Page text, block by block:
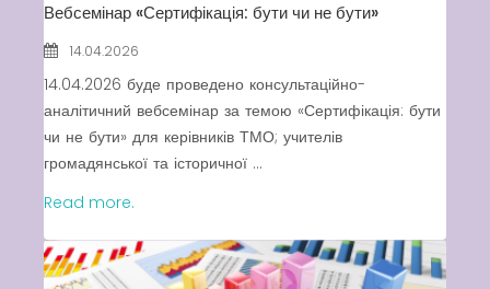
Вебсемінар «Сертифікація: бути чи не бути»
14.04.2026
14.04.2026 буде проведено консультаційно-
аналітичний вебсемінар за темою «Сертифікація: бути
чи не бути» для керівників ТМО; учителів
громадянської та історичної ...
Read more.